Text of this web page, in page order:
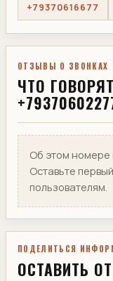
+79370616677
ОТЗЫВЫ О ЗВОНКАХ
ЧТО
Об этом номере
Оставьте
пользователям.
ПОДЕЛИТЬСЯ
ОСТАВИТЬ